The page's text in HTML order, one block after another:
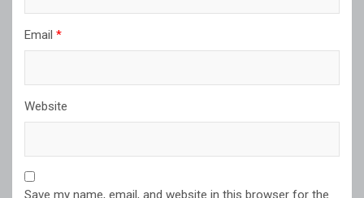
Email *
Website
Save my name, email, and website in this browser for the